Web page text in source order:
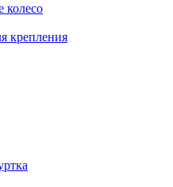
колесо
крепления